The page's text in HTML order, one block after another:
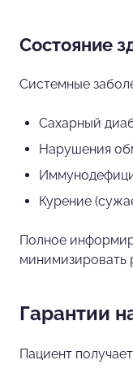
Состояние
Системные
Сахарный
Нарушения
Курение
Полное
минимизировать
Гарантии
Пациент